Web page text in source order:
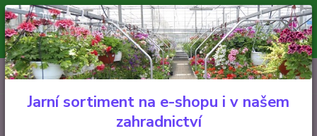
Minimální hodnota pro odeslání z e-shopu je 300 Kč.
V tuto chvíli již hlavní nápor objednávek opadl a balíček můžete čekat
nejpozději v následujícím týdnu po přijetí objednávky. Objednávky
vyřizujeme v pořadí, v jakém přišly...
CZK
+420 602 223 614 0ks
za0 Kč
Jarní sortiment na e-shopu i v našem
zahradnictví